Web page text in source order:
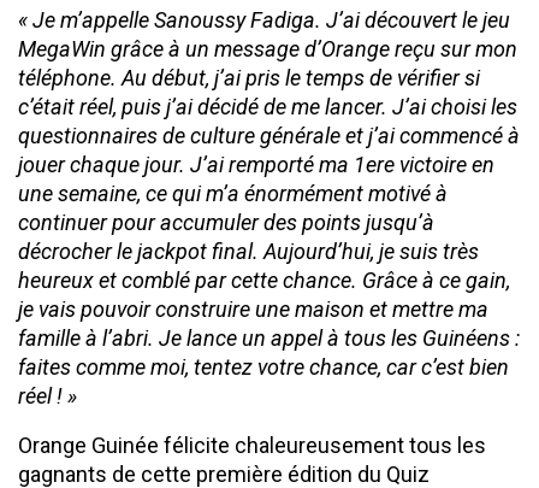
«Je m’appelle Sanoussy Fadiga. J’ai découvert le jeu
MegaWin grâce à un message d’Orange reçu sur mon
téléphone. Au début, j’ai pris le temps de vérifier si
c’était réel, puis j’ai décidé de me lancer. J’ai choisi les
questionnaires de culture générale et j’ai commencé à
jouer chaque jour. J’ai remporté ma 1ere victoire en
une semaine, ce qui m’a énormément motivé à
continuer pour accumuler des points jusqu’à
décrocher le jackpot final. Aujourd’hui, je suis très
heureux et comblé par cette chance. Grâce à ce gain,
je vais pouvoir construire une maison et mettre ma
famille à l’abri. Je lance un appel à tous les Guinéens :
faites comme moi, tentez votre chance, car c’est bien
réel !»
Orange Guinée félicite chaleureusement tous les
gagnants de cette première édition du Quiz